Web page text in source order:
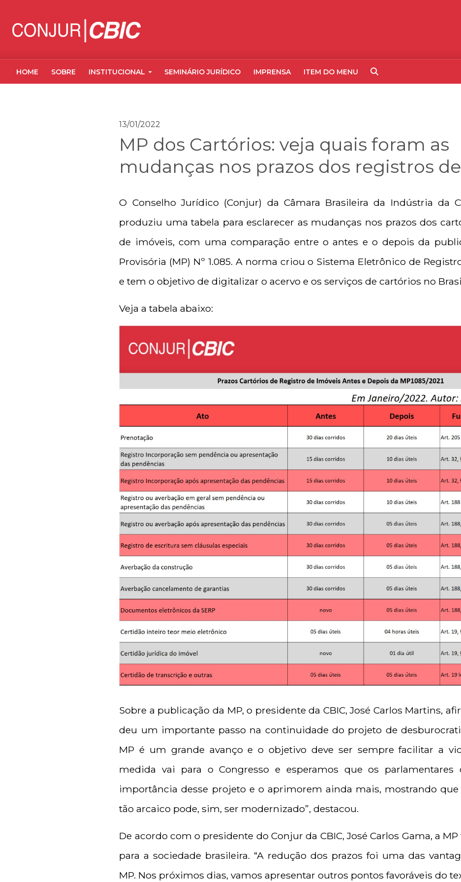
HOME SOBRE INSTITUCIONAL SEMINÁRIO JURÍDICO IMPRENSA ITEM DO MENU
13/01/2022
MP dos Cartórios: veja quais foram as
mudanças nos prazos dos registros
O Conselho Jurídico (Conjur) da Câmara Brasileira da Indústria da
produziu uma tabela para esclarecer as mudanças nos prazos dos
de imóveis, com uma comparação entre o antes e o depois da
Provisória (MP) Nº 1.085. A norma criou o Sistema Eletrônico de
e tem o objetivo de digitalizar o acervo e os serviços de cartórios no
Veja a tabela abaixo:
Sobre a publicação da MP, o presidente da CBIC, José Carlos Martins,
deu um importante passo na continuidade do projeto de
MP é um grande avanço e o objetivo deve ser sempre facilitar a
medida vai para o Congresso e esperamos que os parlamentares
importância desse projeto e o aprimorem ainda mais, mostrando
tão arcaico pode, sim, ser modernizado”, destacou.
De acordo com o presidente do Conjur da CBIC, José Carlos Gama, a
para a sociedade brasileira. “A redução dos prazos foi uma das
MP. Nos próximos dias, vamos apresentar outros pontos favoráveis do